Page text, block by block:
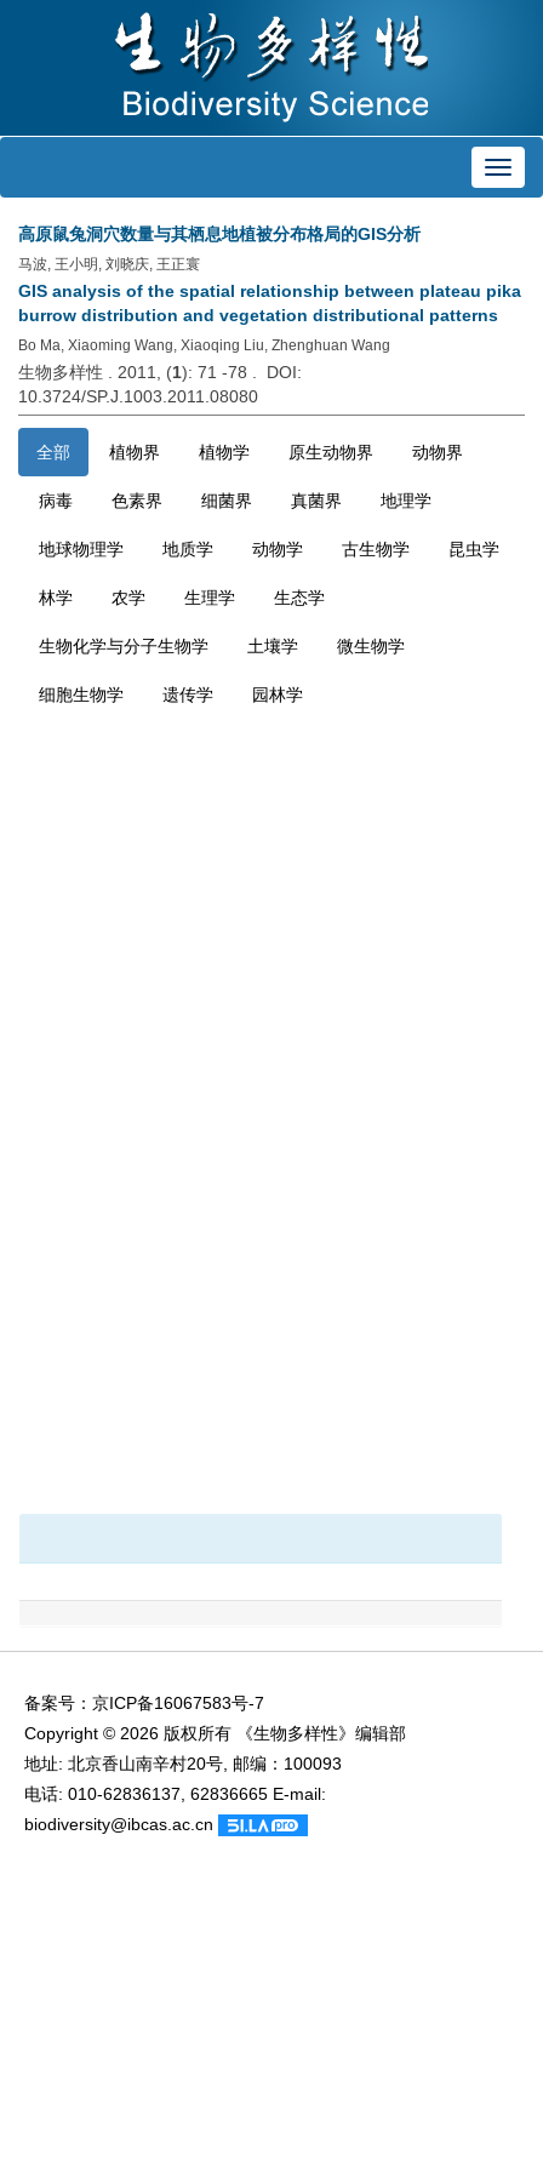
高原鼠兔洞穴数量与其栖息地植被分布格局的GIS分析
马波, 王小明, 刘晓庆, 王正寰
GIS analysis of the spatial relationship between plateau pika
burrow distribution and vegetation distributional patterns
Bo Ma, Xiaoming Wang, Xiaoqing Liu, Zhenghuan Wang
生物多样性 . 2011, (1): 71 -78 . DOI:
10.3724/SP.J.1003.2011.08080
全部 植物界 植物学 原生动物界 动物界
病毒 色素界 细菌界 真菌界 地理学
地球物理学 地质学 动物学 古生物学 昆虫学
林学 农学 生理学 生态学
生物化学与分子生物学 土壤学 微生物学
细胞生物学 遗传学 园林学
备案号： 京ICP备16067583号-7
Copyright © 2026 版权所有 《生物多样性》编辑部
地址: 北京香山南辛村20号, 邮编：100093
电话: 010-62836137, 62836665 E-mail:
biodiversity@ibcas.ac.cn